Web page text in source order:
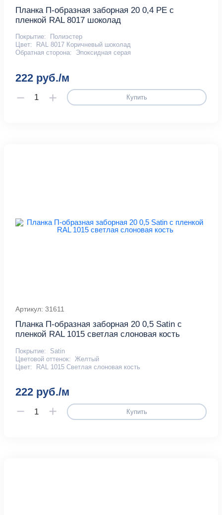
Планка П-образная заборная 20 0,4 PE с
пленкой RAL 8017 шоколад
Покрытие:
Полиэстер
Цвет:
RAL 8017 Коричневый шоколад
Обратная сторона:
Эпоксидная серая
222 руб./м
Купить
Артикул: 31611
Планка П-образная заборная 20 0,5 Satin с
пленкой RAL 1015 светлая слоновая кость
Покрытие:
Satin
Цветовой оттенок:
Желтый
Цвет:
RAL 1015 Светлая слоновая кость
222 руб./м
Купить